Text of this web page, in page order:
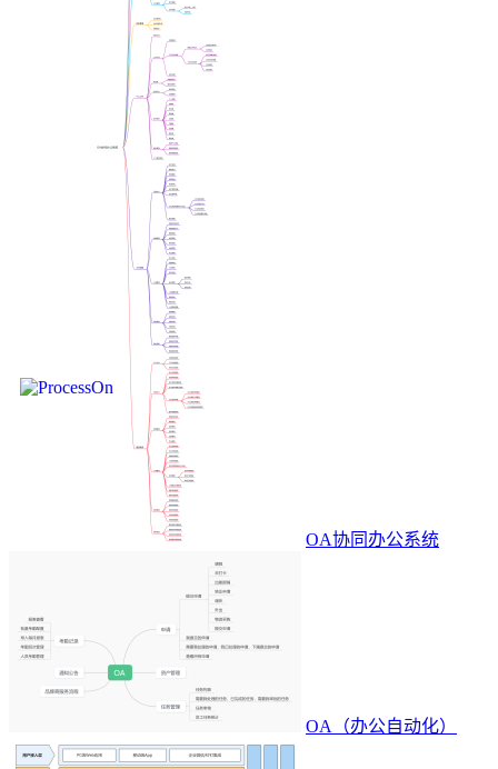
OA协同办公系统
OA（办公自动化）